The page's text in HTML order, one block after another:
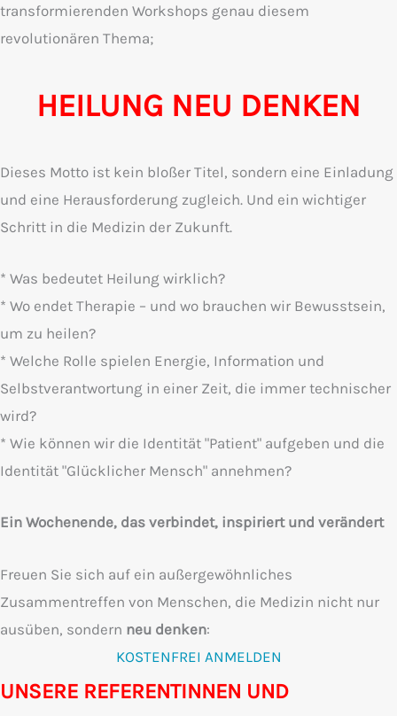
transformierenden Workshops genau diesem
revolutionären Thema;
HEILUNG NEU DENKEN
Dieses Motto ist kein bloßer Titel, sondern eine Einladung
und eine Herausforderung zugleich. Und ein wichtiger
Schritt in die Medizin der Zukunft.
* Was bedeutet Heilung wirklich?
* Wo endet Therapie – und wo brauchen wir Bewusstsein,
um zu heilen?
* Welche Rolle spielen Energie, Information und
Selbstverantwortung in einer Zeit, die immer technischer
wird?
* Wie können wir die Identität "Patient" aufgeben und die
Identität "Glücklicher Mensch" annehmen?
Ein Wochenende, das verbindet, inspiriert und verändert
Freuen Sie sich auf ein außergewöhnliches
Zusammentreffen von Menschen, die Medizin nicht nur
ausüben, sondern neu denken:
KOSTENFREI ANMELDEN
UNSERE REFERENTINNEN UND